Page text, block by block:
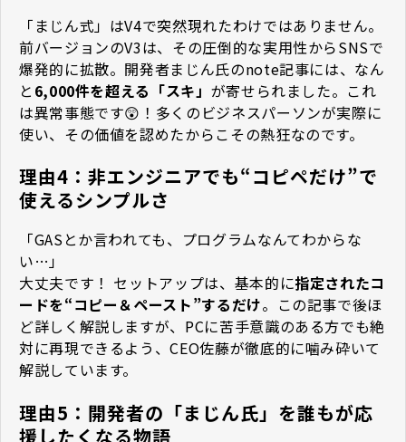
「まじん式」はV4で突然現れたわけではありません。
前バージョンのV3は、その圧倒的な実用性からSNSで
爆発的に拡散。開発者まじん氏のnote記事には、なん
と 6,000件を超える「スキ」 が寄せられました。これ
は異常事態です😲！多くのビジネスパーソンが実際に
使い、その価値を認めたからこその熱狂なのです。
理由4：非エンジニアでも“コピペだけ”で
使えるシンプルさ
「GASとか言われても、プログラムなんてわからな
い…」
大丈夫です！ セットアップは、基本的に指定されたコ
ードを“コピー＆ペースト”するだけ。この記事で後ほ
ど詳しく解説しますが、PCに苦手意識のある方でも絶
対に再現できるよう、CEO佐藤が徹底的に噛み砕いて
解説しています。
理由5：開発者の「まじん氏」を誰もが応
援したくなる物語